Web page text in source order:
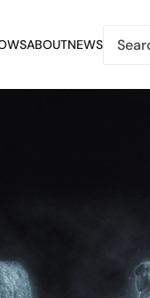
ABOUTNEWS